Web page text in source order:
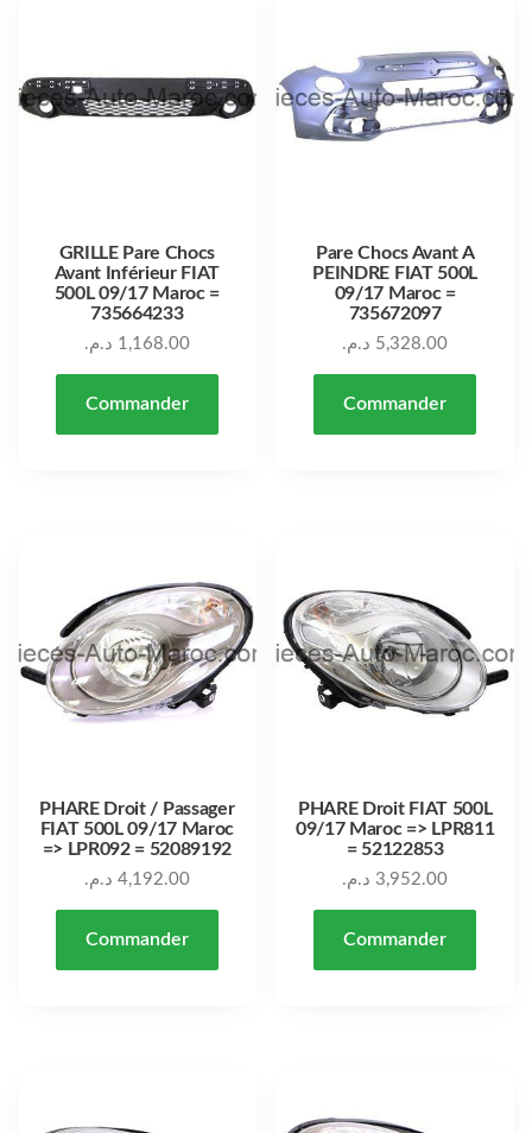
GRILLE Pare Chocs
Avant Inférieur FIAT
500L 09/17 Maroc =
735664233
1,168.00 د.م.
Commander
Pare Chocs Avant A
PEINDRE FIAT 500L
09/17 Maroc =
735672097
5,328.00 د.م.
Commander
PHARE Droit / Passager
FIAT 500L 09/17 Maroc
=> LPR092 = 52089192
4,192.00 د.م.
Commander
PHARE Droit FIAT 500L
09/17 Maroc => LPR811
= 52122853
3,952.00 د.م.
Commander